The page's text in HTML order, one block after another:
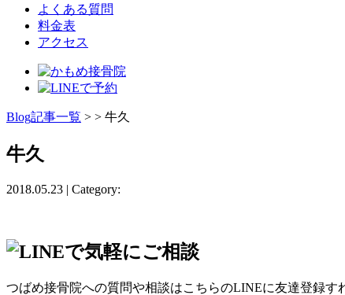
よくある質問
料金表
アクセス
Blog記事一覧 > > 牛久
牛久
2018.05.23 | Category:
つばめ接骨院への質問や相談はこちらのLINEに友達登録す